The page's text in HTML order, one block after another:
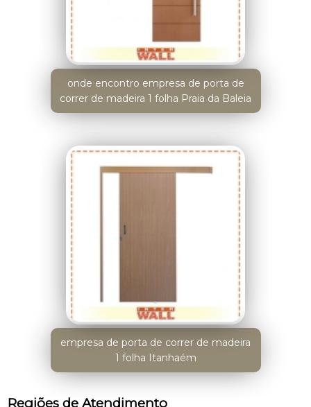
onde encontro empresa de porta de
correr de madeira 1 folha Praia da Baleia
empresa de porta de correr de madeira
1 folha Itanhaém
Regiões de Atendimento